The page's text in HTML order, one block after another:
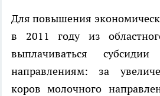
Для повышения
в 2011 году из
выплачиваться
направлениям: за
коров молочного